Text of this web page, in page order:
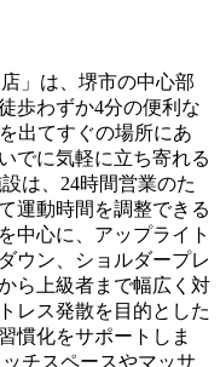
」は、堺市の中心部
歩わずか4分の便利な
出てすぐの場所にあ
でに気軽に立ち寄れる
は、24時間営業のた
運動時間を調整できる
中心に、アップライト
ウン、ショルダープレ
ら上級者まで幅広く対
レス発散を目的とした
慣化をサポートしま
チスペースやマッサ